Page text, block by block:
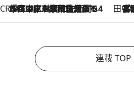
CREA'S CHOICE
2026.8.7
「立川にも歌舞伎があるんだよ」 片岡仁左衛門・市川中車ら豪華座組みで4年目の立川立飛歌舞伎へ 田中
「湘南乃風に憧れて」観客
連載 TOP